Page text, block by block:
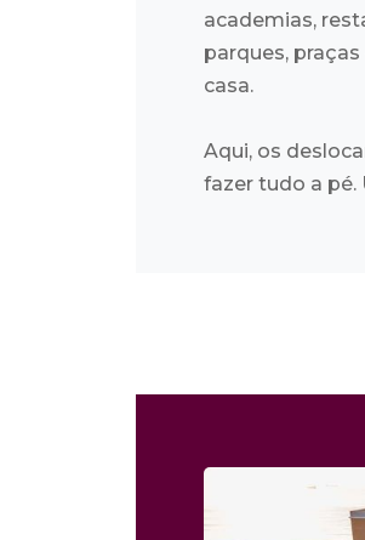
academias,
parques,
casa.
Aqui, os
fazer tudo a pé.